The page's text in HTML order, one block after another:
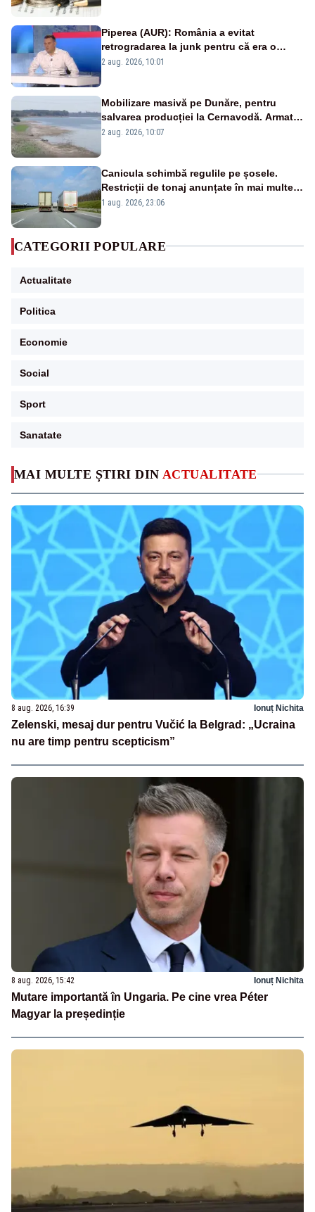
MAI MULTE ȘTIRI DIN ACTUALITATE
8 aug. 2026, 16:39 Ionuț Nichita
Zelenski, mesaj dur pentru Vučić la Belgrad: „Ucraina
nu are timp pentru scepticism”
8 aug. 2026, 15:42 Ionuț Nichita
Mutare importantă în Ungaria. Pe cine vrea Péter
Magyar la președinție
Piperea (AUR): România a evitat
retrogradarea la junk pentru că era o
catastrofă pentru bănci și fondurile de
2 aug. 2026, 10:01
Mobilizare masivă pe Dunăre, pentru
salvarea producției la Cernavodă. Armata
va detona o stâncă și va devia apa
2 aug. 2026, 10:07
Canicula schimbă regulile pe șosele.
Restricții de tonaj anunțate în mai multe
județe
1 aug. 2026, 23:06
CATEGORII POPULARE
Actualitate
Politica
Economie
Social
Sport
Sanatate